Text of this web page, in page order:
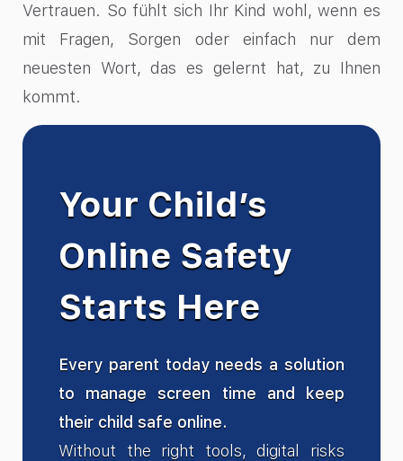
Vertrauen. So fühlt sich Ihr Kind wohl, wenn es
mit Fragen, Sorgen oder einfach nur dem
neuesten Wort, das es gelernt hat, zu Ihnen
kommt.
Your Child’s
Online Safety
Starts Here
Every parent today needs a solution
to manage screen time and keep
their child safe online.
Without the right tools, digital risks